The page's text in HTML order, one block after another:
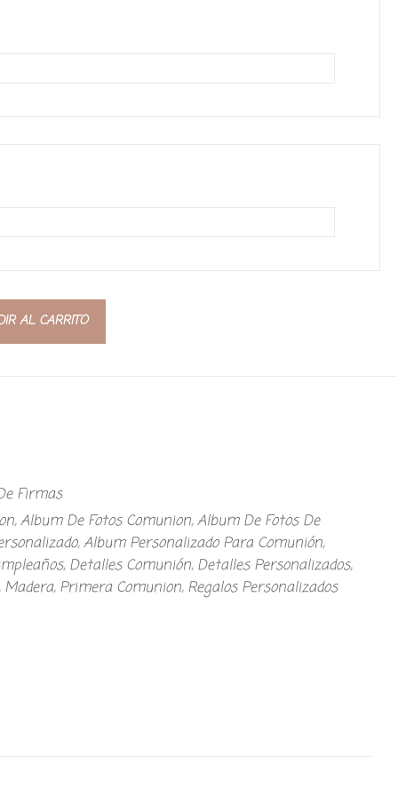
AL CARRITO
Firmas
,Album De Fotos Comunion,Album De Fotos De
,Album Personalizado Para Comunión,
, Detalles Comunión, Detalles Personalizados,
Madera, Primera Comunion, Regalos Personalizados